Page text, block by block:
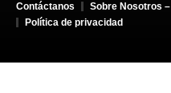
Contáctanos
Sobre Nosotros
Política de privacidad